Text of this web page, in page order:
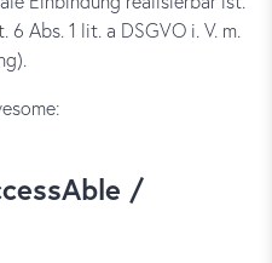
Abs. 1 lit. a DSGVO i. V. m.
/